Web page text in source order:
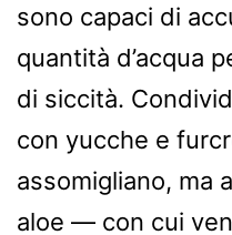
sono capaci di
quantità d’acqua
di siccità.
con yucche e
assomigliano, ma
aloe — con cui